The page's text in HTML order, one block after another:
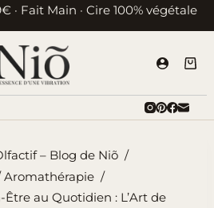
· Fait Main · Cire 100% végétale
– Blog de Niõ /
Aromathérapie /
au Quotidien : L’Art de